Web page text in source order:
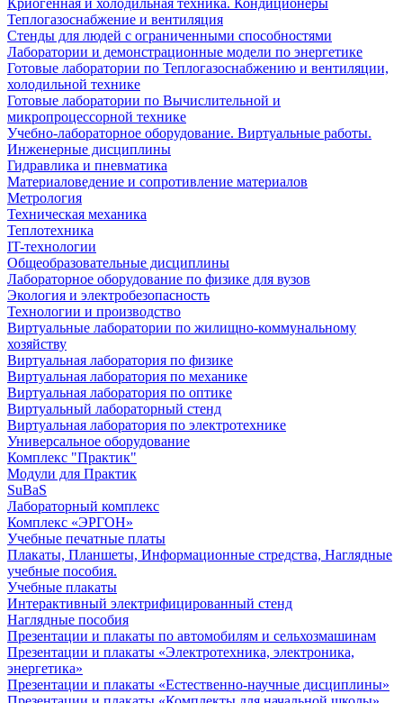
Криогенная и холодильная техника. Кондиционеры
Теплогазоснабжение и вентиляция
Стенды для людей с ограниченными способностями
Лаборатории и демонстрационные модели по энергетике
Готовые лаборатории по Теплогазоснабжению и вентиляции,
холодильной технике
Готовые лаборатории по Вычислительной и
микропроцессорной технике
Учебно-лабораторное оборудование. Виртуальные работы.
Инженерные дисциплины
Гидравлика и пневматика
Материаловедение и сопротивление материалов
Метрология
Техническая механика
Теплотехника
IT-технологии
Общеобразовательные дисциплины
Лабораторное оборудование по физике для вузов
Экология и электробезопасность
Технологии и производство
Виртуальные лаборатории по жилищно-коммунальному
хозяйству
Виртуальная лаборатория по физике
Виртуальная лаборатория по механике
Виртуальная лаборатория по оптике
Виртуальный лабораторный стенд
Виртуальная лаборатория по электротехнике
Универсальное оборудование
Комплекс "Практик"
Модули для Практик
SuBaS
Лабораторный комплекс
Комплекс «ЭРГОН»
Учебные печатные платы
Плакаты, Планшеты, Информационные стредства, Наглядные
учебные пособия.
Учебные плакаты
Интерактивный электрифицированный стенд
Наглядные пособия
Презентации и плакаты по автомобилям и сельхозмашинам
Презентации и плакаты «Электротехника, электроника,
энергетика»
Презентации и плакаты «Естественно-научные дисциплины»